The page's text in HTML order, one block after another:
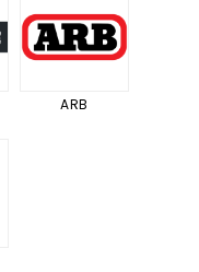
ARB